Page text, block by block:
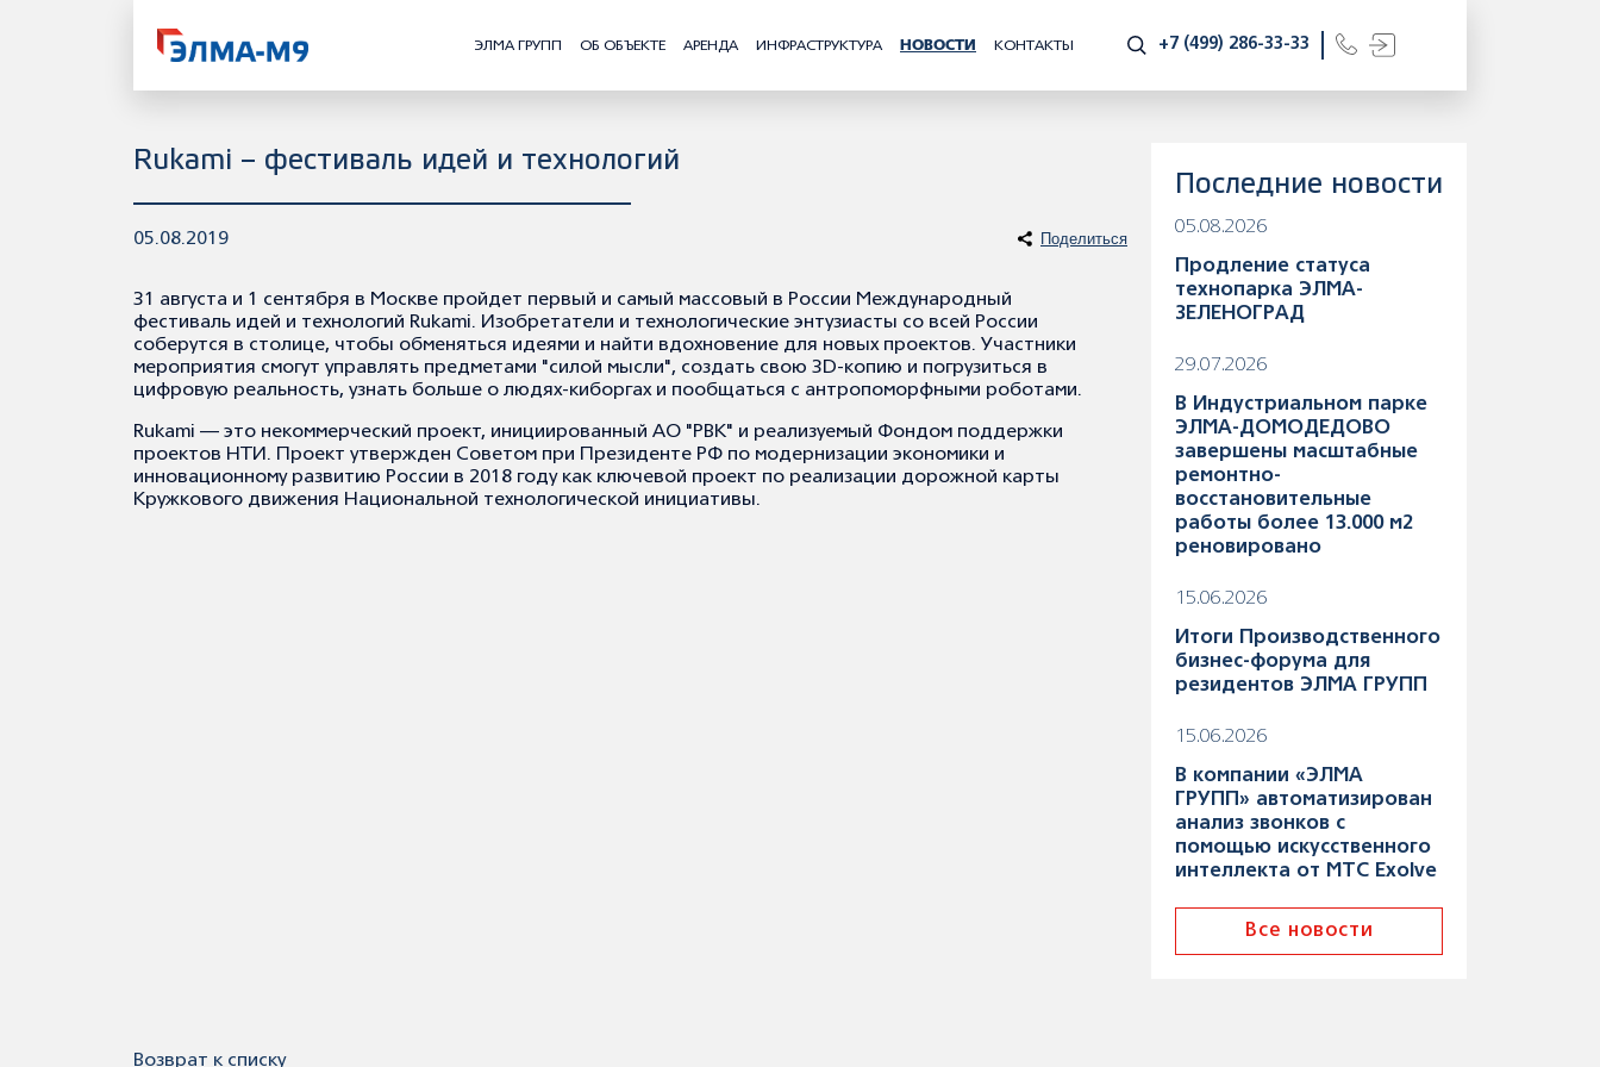
ЭЛМА ГРУПП ОБ ОБЪЕКТЕ АРЕНДА ИНФРАСТРУКТУРА НОВОСТИ КОНТАКТЫ +7 (499) 286-33-33
Rukami – фестиваль идей и технологий
05.08.2019 Поделиться
31 августа и 1 сентября в Москве пройдет первый и самый массовый в России Международный
фестиваль идей и технологий Rukami. Изобретатели и технологические энтузиасты со всей России
соберутся в столице, чтобы обменяться идеями и найти вдохновение для новых проектов. Участники
мероприятия смогут управлять предметами "силой мысли", создать свою 3D-копию и погрузиться в
цифровую реальность, узнать больше о людях-киборгах и пообщаться с антропоморфными роботами.
Rukami — это некоммерческий проект, инициированный АО "РВК" и реализуемый Фондом поддержки
проектов НТИ. Проект утвержден Советом при Президенте РФ по модернизации экономики и
инновационному развитию России в 2018 году как ключевой проект по реализации дорожной карты
Кружкового движения Национальной технологической инициативы.
Последние новости
05.08.2026
Продление статуса
технопарка ЭЛМА-
ЗЕЛЕНОГРАД
29.07.2026
В Индустриальном парке
ЭЛМА-ДОМОДЕДОВО
завершены масштабные
ремонтно-
восстановительные
работы более 13.000 м2
реновировано
15.06.2026
Итоги Производственного
бизнес-форума для
резидентов ЭЛМА ГРУПП
15.06.2026
В компании «ЭЛМА
ГРУПП» автоматизирован
анализ звонков с
помощью искусственного
интеллекта от МТС Exolve
Все новости
Возврат к списку